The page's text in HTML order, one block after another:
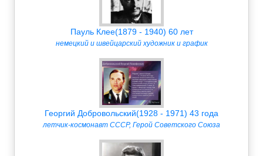
Пауль Клее(1879 - 1940) 60 лет
немецкий и швейцарский художник и график
Георгий Добровольский(1928 - 1971) 43 года
летчик-космонавт СССР, Герой Советского Союза